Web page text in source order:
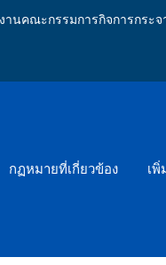
นคณะกรรมการกิจการกร
กฏหมายที่เกี่ยวข้อง เพิ่